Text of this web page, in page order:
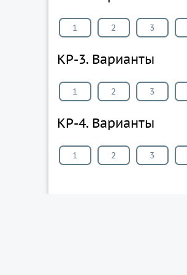
1 2 3
КР-3. Варианты
1 2 3
КР-4. Варианты
1 2 3